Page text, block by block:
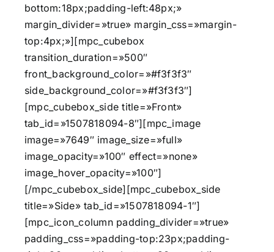
bottom:18px;padding-left:48px;»
margin_divider=»true» margin_css=»margin-
top:4px;»][mpc_cubebox
transition_duration=»500″
front_background_color=»#f3f3f3″
side_background_color=»#f3f3f3″]
[mpc_cubebox_side title=»Front»
tab_id=»1507818094-8″][mpc_image
image=»7649″ image_size=»full»
image_opacity=»100″ effect=»none»
image_hover_opacity=»100″]
[/mpc_cubebox_side][mpc_cubebox_side
title=»Side» tab_id=»1507818094-1″]
[mpc_icon_column padding_divider=»true»
padding_css=»padding-top:23px;padding-